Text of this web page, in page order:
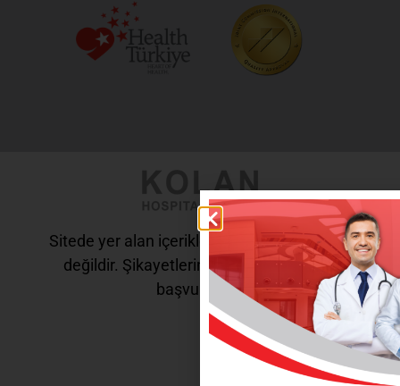
Sitede yer alan içerikler tanı ve tedavi amaçlı
değildir. Şikayetleriniz için doktorunuza
başvurunuz.